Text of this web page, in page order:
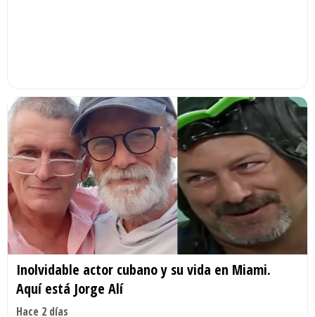
Inolvidable actor cubano y su vida en Miami.
Aquí está Jorge Alí
Hace 2 días